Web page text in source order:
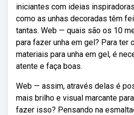
iniciantes com ideias
como as unhas decoradas têm
tantas. Web — quais são os 10
para fazer unha em gel? Para ter
materiais para unha em gel, é
atente e faça boas.
Web — assim, através delas é
mais brilho e visual marcante
fazer isso? Pensando na